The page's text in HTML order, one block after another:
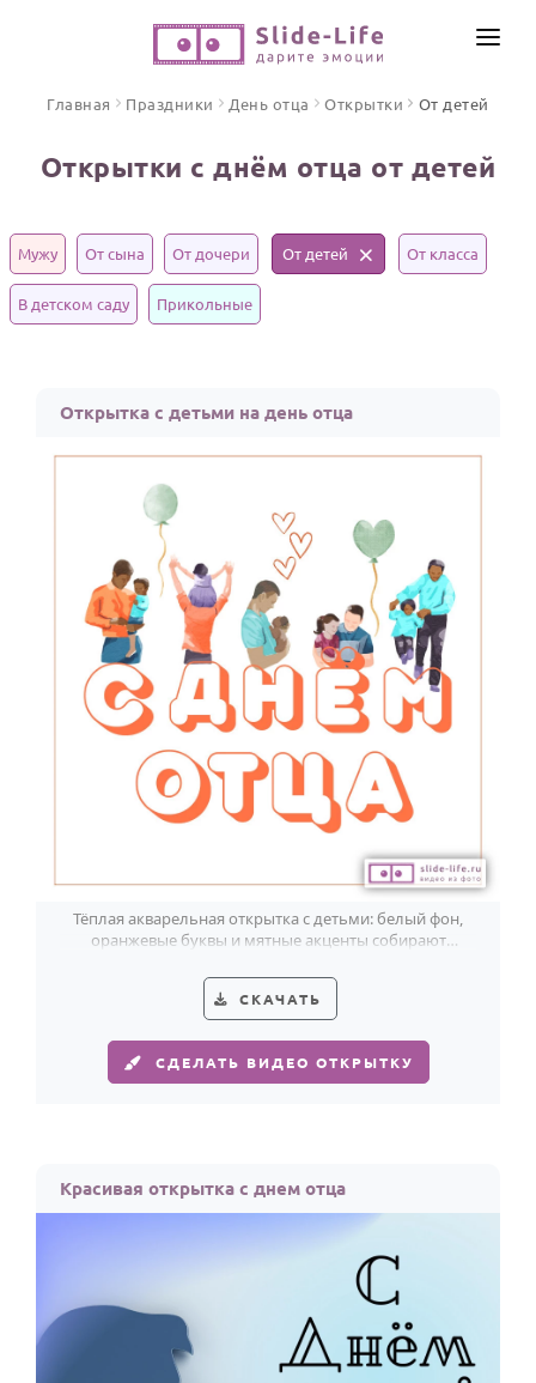
Видео поздравления
Песни поздравления
Открытки
ПРАЗДНИКИ
С Днем рождения
Годовщина свадьбы
Календарь праздников
КОМУ
Женщине
По именам
По годам
ИНСТРУМЕНТЫ
ТЕКСТЫ И ИДЕИ
ЦЕНЫ
Главная Праздники День отца Открытки От детей
Открытки с днём отца от детей
Мужу От сына От дочери От детей От класса
В детском саду Прикольные
Открытка с детьми на день отца
Тёплая акварельная открытка с детьми: белый фон,
оранжевые буквы и мятные акценты собирают
СКАЧАТЬ
СДЕЛАТЬ ВИДЕО ОТКРЫТКУ
Красивая открытка с днем отца